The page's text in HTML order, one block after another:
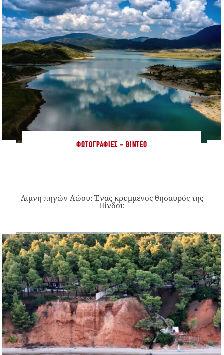
ΦΩΤΟΓΡΑΦΊΕΣ - ΒΊΝΤΕΟ
Λίμνη πηγών Αώου: Ένας κρυμμένος θησαυρός της
Πίνδου